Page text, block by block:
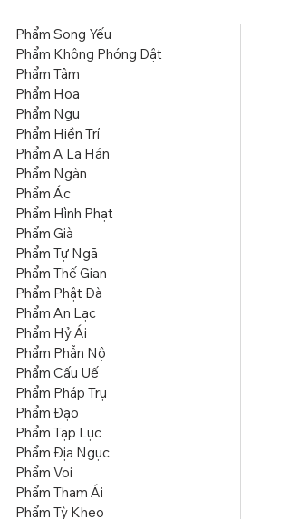
Phẩm Song Yếu
Phẩm Không Phóng Dật
Phẩm Tâm
Phẩm Hoa
Phẩm Ngu
Phẩm Hiền Trí
Phẩm A La Hán
Phẩm Ngàn
Phẩm Ác
Phẩm Hình Phạt
Phẩm Già
Phẩm Tự Ngã
Phẩm Thế Gian
Phẩm Phật Đà
Phẩm An Lạc
Phẩm Hỷ Ái
Phẩm Phẫn Nộ
Phẩm Cấu Uế
Phẩm Pháp Trụ
Phẩm Đạo
Phẩm Tạp Lục
Phẩm Địa Ngục
Phẩm Voi